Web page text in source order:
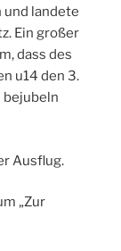
und landete
Ein großer
dass des
u14 den 3.
bejubeln
Ausflug.
„Zur